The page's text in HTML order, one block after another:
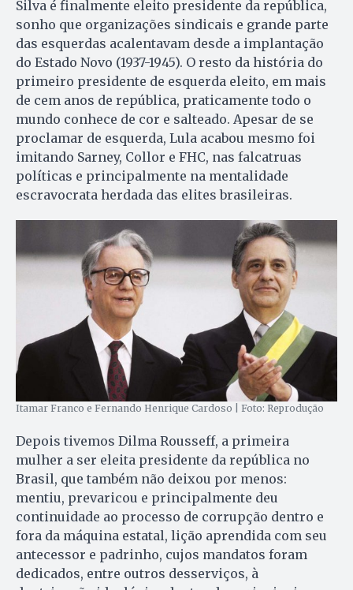
Silva é finalmente eleito presidente da república,
sonho que organizações sindicais e grande parte
das esquerdas acalentavam desde a implantação
do Estado Novo (1937-1945). O resto da história do
primeiro presidente de esquerda eleito, em mais
de cem anos de república, praticamente todo o
mundo conhece de cor e salteado. Apesar de se
proclamar de esquerda, Lula acabou mesmo foi
imitando Sarney, Collor e FHC, nas falcatruas
políticas e principalmente na mentalidade
escravocrata herdada das elites brasileiras.
Itamar Franco e Fernando Henrique Cardoso | Foto: Reprodução
Depois tivemos Dilma Rousseff, a primeira
mulher a ser eleita presidente da república no
Brasil, que também não deixou por menos:
mentiu, prevaricou e principalmente deu
continuidade ao processo de corrupção dentro e
fora da máquina estatal, lição aprendida com seu
antecessor e padrinho, cujos mandatos foram
dedicados, entre outros desserviços, à